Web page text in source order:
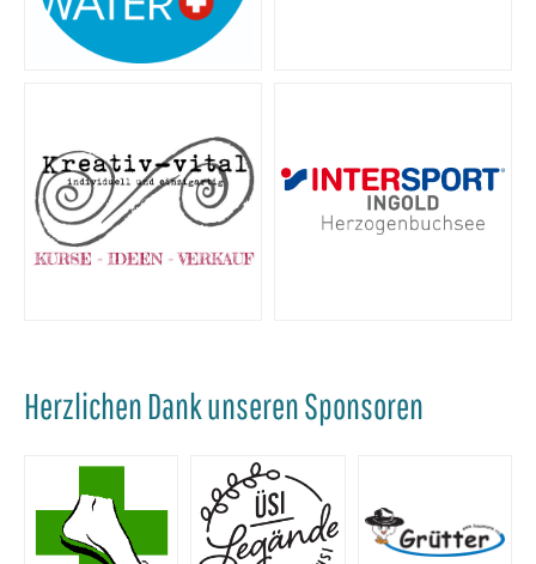
Herzlichen Dank unseren Sponsoren